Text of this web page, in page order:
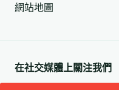
(必
網站地圖
在社交媒體上關注我們